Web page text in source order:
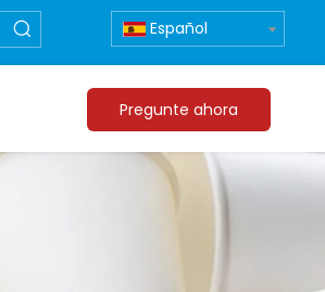
Español
Pregunte ahora